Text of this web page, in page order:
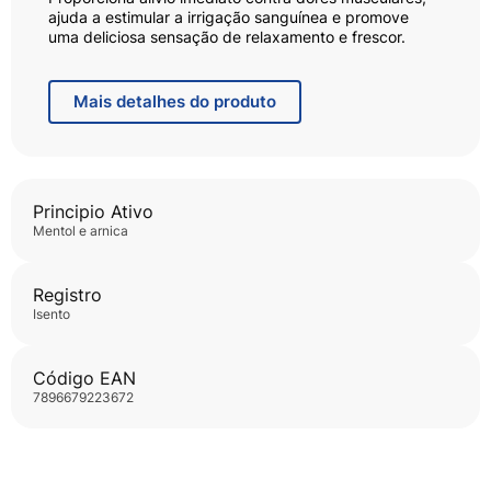
ajuda a estimular a irrigação sanguínea e promove
uma deliciosa sensação de relaxamento e frescor.
Mais detalhes do produto
Principio Ativo
mentol e arnica
Registro
isento
Código EAN
7896679223672